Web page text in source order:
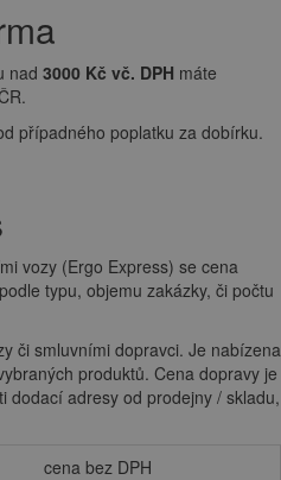
nad 3000 Kč vč. DPH máte
případného poplatku za dobírku.
vozy (Ergo Express) se cena
typu, objemu zakázky, či počtu
či smluvními dopravci. Je nabízena
produktů. Cena dopravy je
dodací adresy od prodejny / skladu,
cena bez DPH